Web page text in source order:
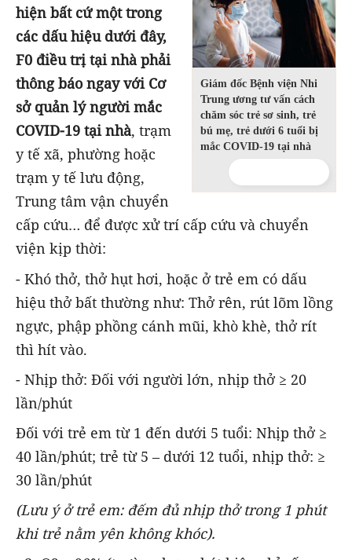
Giám đốc Bệnh viện Nhi
Trung ương tư vấn cách
chăm sóc trẻ sơ sinh, trẻ
bú mẹ, trẻ dưới 6 tuổi bị
mắc COVID-19 tại nhà
hiện bất cứ một trong
các dấu hiệu dưới đây,
F0 điều trị tại nhà phải
thông báo ngay với Cơ
sở quản lý người mắc
COVID-19 tại nhà, trạm
y tế xã, phường hoặc
trạm y tế lưu động,
Trung tâm vận chuyển
cấp cứu… để được xử trí cấp cứu và chuyển
viện kịp thời:
- Khó thở, thở hụt hơi, hoặc ở trẻ em có dấu
hiệu thở bất thường như: Thở rên, rút lõm lồng
ngực, phập phồng cánh mũi, khò khè, thở rít
thì hít vào.
- Nhịp thở: Đối với người lớn, nhịp thở ≥ 20
lần/phút
Đối với trẻ em từ 1 đến dưới 5 tuổi: Nhịp thở ≥
40 lần/phút; trẻ từ 5 – dưới 12 tuổi, nhịp thở: ≥
30 lần/phút
(Lưu ý ở trẻ em: đếm đủ nhịp thở trong 1 phút
khi trẻ nằm yên không khóc).